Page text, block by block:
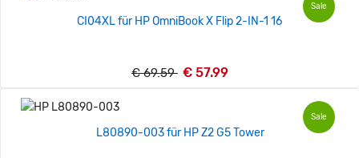
Sale
CI04XL für HP OmniBook X Flip 2-IN-1 16
€ 69.59 € 57.99
Sale
L80890-003 für HP Z2 G5 Tower